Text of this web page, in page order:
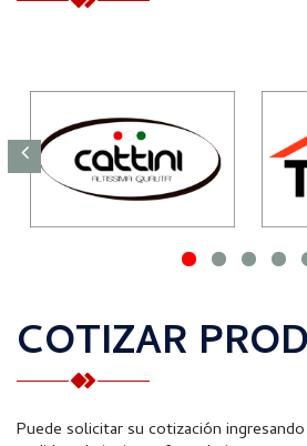
COTIZAR
Puede solicitar su cotización